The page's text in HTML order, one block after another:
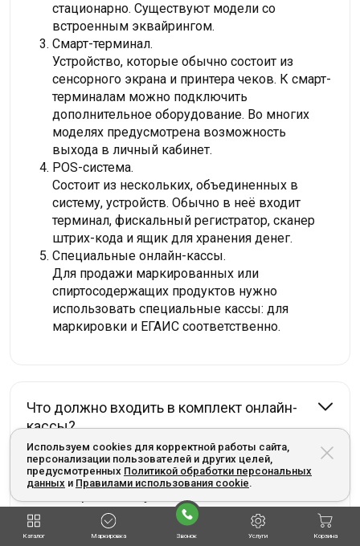
стационарно. Существуют модели со
встроенным эквайрингом.
Смарт-терминал.
Устройство, которые обычно состоит из
сенсорного экрана и принтера чеков. К смарт-
терминалам можно подключить
дополнительное оборудование. Во многих
моделях предусмотрена возможность
выхода в личный кабинет.
POS-система.
Состоит из нескольких, объединенных в
систему, устройств. Обычно в неё входит
терминал, фискальный регистратор, сканер
штрих-кода и ящик для хранения денег.
Специальные онлайн-кассы.
Для продажи маркированных или
спиртосодержащих продуктов нужно
использовать специальные кассы: для
маркировки и ЕГАИС соответственно.
Что должно входить в комплект онлайн-
кассы?
Как выбрать кассу?
Используем cookies для корректной работы сайта,
персонализации пользователей и других целей,
предусмотренных Политикой обработки персональных
данных и Правилами использования cookie.
Каталог Маркировка Звонок Услуги Корзина